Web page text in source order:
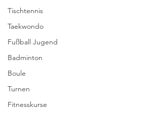
Tischtennis
Taekwondo
Fußball Jugend
Badminton
Boule
Turnen
Fitnesskurse